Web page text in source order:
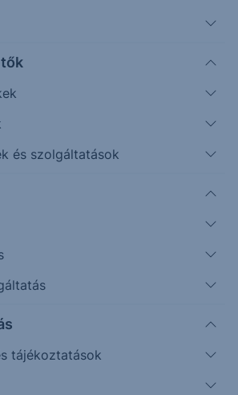
és szolgáltatások
tájékoztatások